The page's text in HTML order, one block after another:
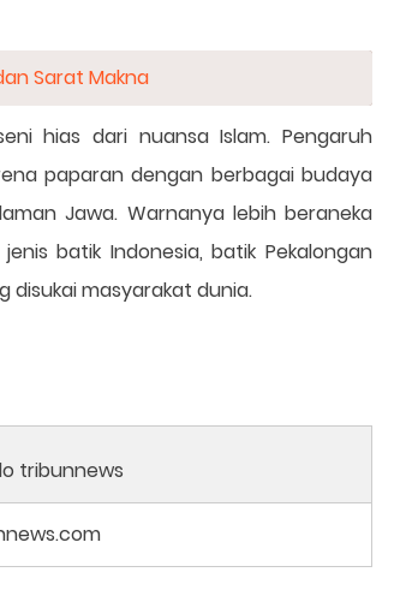
Sarat Makna
hias dari nuansa Islam. Pengaruh
paparan dengan berbagai budaya
Jawa. Warnanya lebih beraneka
batik Indonesia, batik Pekalongan
disukai masyarakat dunia.